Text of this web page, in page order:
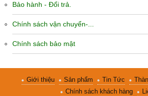
Bảo hành - Đổi trả.
Chính sách vận chuyển-...
Chính sách bảo mật
Giới thiệu Sản phẩm Tin Tức
Chính sách khách hàng